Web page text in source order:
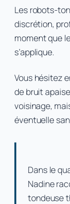
Les robots-
discrétion,
moment que
s’applique.
Vous hésitez
de bruit
voisinage,
éventuelle
Dans le
Nadine
tondeuse